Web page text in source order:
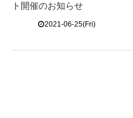
ト開催のお知らせ
2021-06-25(Fri)